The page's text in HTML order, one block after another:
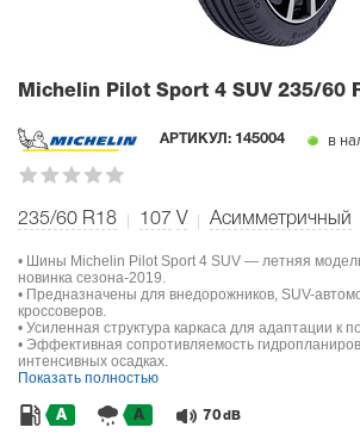
Michelin Pilot Sport 4 SUV 235/60
АРТИКУЛ: 145004 в
235/60 R18 107 V Асимметричный
• Шины Michelin Pilot Sport 4 SUV — летняя
новинка сезона-2019.
• Предназначены для внедорожников, SUV-
кроссоверов.
• Усиленная структура каркаса для адаптации к
• Эффективная сопротивляемость
интенсивных осадках.
Показать полностью
A A 70 dB